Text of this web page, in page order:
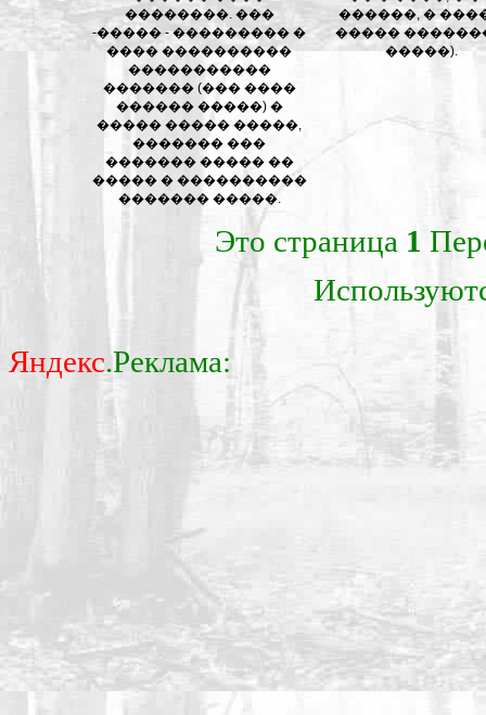
��������. ���
-����� - ��������� �
���� ����������
�����������
������� (��� ����
������ �����) �
����� ����� �����,
������� ���
������� ����� ��
����� � ����������
������� �����.
������, �
�����
�����).
Это страница 1
Яндекс.Реклама: